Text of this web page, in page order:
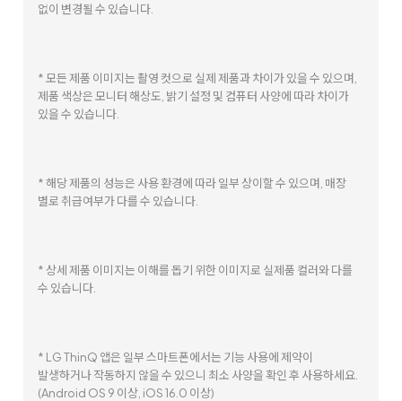
없이 변경될 수 있습니다.
* 모든 제품 이미지는 촬영 컷으로 실제 제품과 차이가 있을 수 있으며,
제품 색상은 모니터 해상도, 밝기 설정 및 컴퓨터 사양에 따라 차이가
있을 수 있습니다.
* 해당 제품의 성능은 사용 환경에 따라 일부 상이할 수 있으며, 매장
별로 취급여부가 다를 수 있습니다.
* 상세 제품 이미지는 이해를 돕기 위한 이미지로 실제품 컬러와 다를
수 있습니다.
* LG ThinQ 앱은 일부 스마트폰에서는 기능 사용에 제약이
발생하거나 작동하지 않을 수 있으니 최소 사양을 확인 후 사용하세요.
(Android OS 9 이상, iOS 16.0 이상)